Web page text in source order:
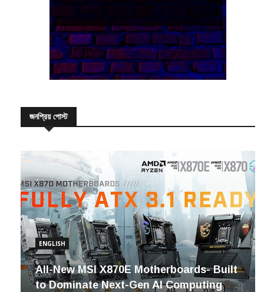
জনপ্রিয় পোস্ট
ENGLISH
All-New MSI X870E Motherboards- Built
to Dominate Next-Gen AI Computing